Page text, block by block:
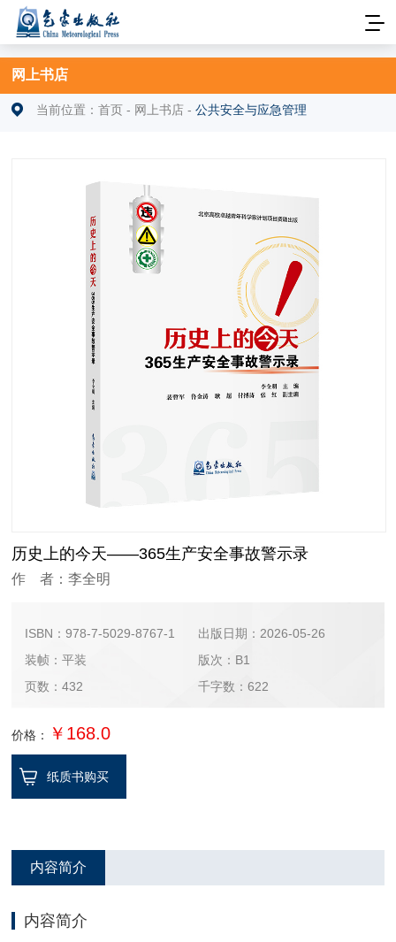
网上书店
当前位置：首页 - 网上书店 -公共安全与应急管理
历史上的今天——365生产安全事故警示录
作 者：李全明
ISBN：978-7-5029-8767-1
出版日期：2026-05-26
装帧：平装
版次：B1
页数：432
千字数：622
价格： ￥168.0
纸质书购买
内容简介
内容简介